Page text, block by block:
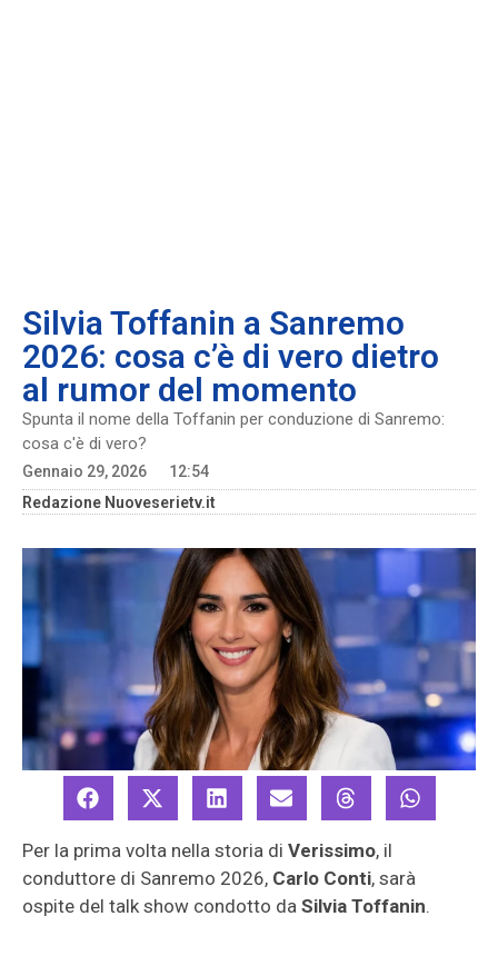
Silvia Toffanin a Sanremo
2026: cosa c’è di vero dietro
al rumor del momento
Spunta il nome della Toffanin per conduzione di Sanremo:
cosa c'è di vero?
Gennaio 29, 2026
12:54
Redazione Nuoveserietv.it
Per la prima volta nella storia di Verissimo, il
conduttore di Sanremo 2026, Carlo Conti, sarà
ospite del talk show condotto da Silvia Toffanin.